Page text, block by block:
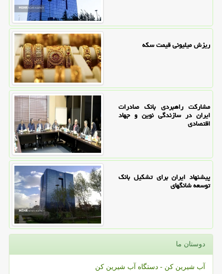
ریزش میلیونی قیمت سکه
مشارکت راهبردی بانک صادرات
ایران در سازندگی نوین و جهاد
اقتصادی
پیشنهاد ایران برای تشکیل بانک
توسعه شانگهای
دوستان ما
آب شیرین کن - دستگاه آب شیرین کن